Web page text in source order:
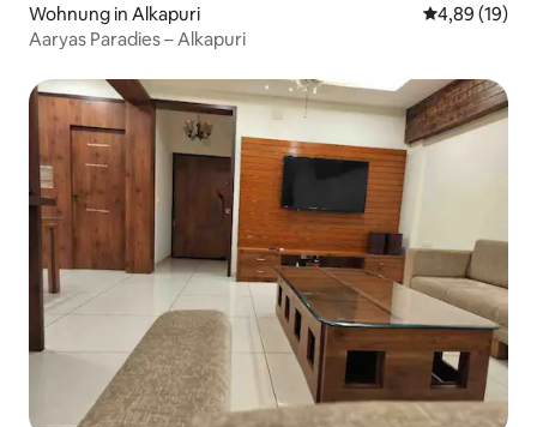
Wohnung in Alkapuri
4,89 (19)
Aaryas Paradies – Alkapuri